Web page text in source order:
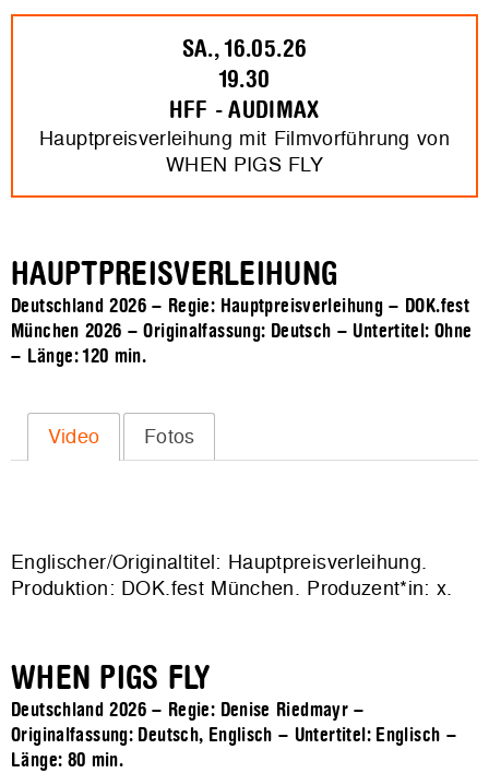
SA., 16.05.26
19.30
HFF - AUDIMAX
Hauptpreisverleihung mit Filmvorführung von
WHEN PIGS FLY
HAUPTPREISVERLEIHUNG
Deutschland 2026 – Regie: Hauptpreisverleihung – DOK.fest
München 2026 – Originalfassung: Deutsch – Untertitel: Ohne
– Länge:120 min.
Video Fotos
Englischer/Originaltitel: Hauptpreisverleihung.
Produktion: DOK.fest München. Produzent*in: x.
WHEN PIGS FLY
Deutschland 2026 – Regie: Denise Riedmayr –
Originalfassung: Deutsch, Englisch – Untertitel: Englisch –
Länge: 80 min.